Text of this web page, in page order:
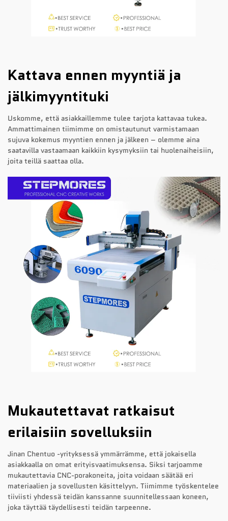
Kattava ennen myyntiä ja
jälkimyyntituki
Uskomme, että asiakkaillemme tulee tarjota kattavaa tukea.
Ammattimainen tiimimme on omistautunut varmistamaan
sujuva kokemus myyntien ennen ja jälkeen – olemme aina
saatavilla vastaamaan kaikkiin kysymyksiin tai huolenaiheisiin,
joita teillä saattaa olla.
Mukautettavat ratkaisut
erilaisiin sovelluksiin
Jinan Chentuo -yrityksessä ymmärrämme, että jokaisella
asiakkaalla on omat erityisvaatimuksensa. Siksi tarjoamme
mukautettavia CNC-porakoneita, joita voidaan säätää eri
materiaalien ja sovellusten käsittelyyn. Tiimimme työskentelee
tiiviisti yhdessä teidän kanssanne suunnitellessaan koneen,
joka täyttää täydellisesti teidän tarpeenne.